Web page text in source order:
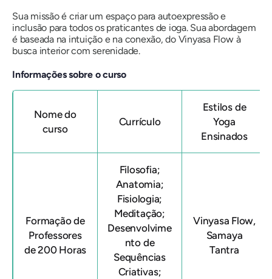
Sua missão é criar um espaço para autoexpressão e
inclusão para todos os praticantes de ioga. Sua abordagem
é baseada na intuição e na conexão, do Vinyasa Flow à
busca interior com serenidade.
Informações sobre o curso
Nome do
curso
Currículo
Estilos de
Yoga
Ensinados
Formação de
Professores
de 200 Horas
Filosofia;
Anatomia;
Fisiologia;
Meditação;
Desenvolvime
nto de
Sequências
Criativas;
Vinyasa Flow,
Samaya
Tantra